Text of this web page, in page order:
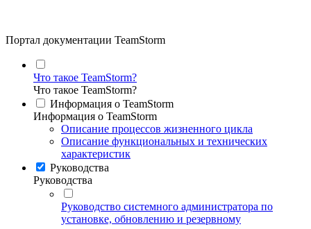
Портал документации TeamStorm
Что такое TeamStorm?
Что такое TeamStorm?
Информация о TeamStorm
Информация о TeamStorm
Описание процессов жизненного цикла
Описание функциональных и технических
характеристик
Руководства
Руководства
Руководство системного администратора по
установке, обновлению и резервному